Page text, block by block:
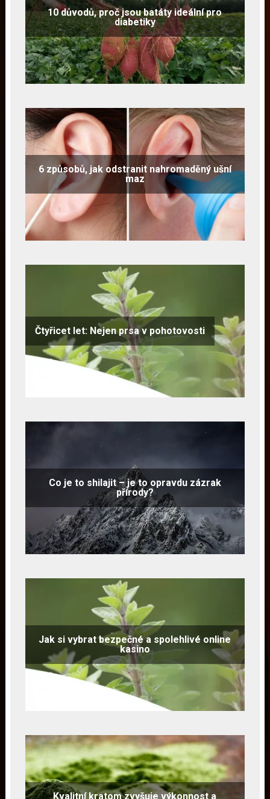
10 důvodů, proč jsou batáty ideální pro
diabetiky
6 způsobů, jak odstranit nahromaděný ušní
maz
Čtyřicet let: Nejen prsa v pohotovosti
Co je to shilajit – je to opravdu zázrak
přírody?
Jak si vybrat bezpečné a spolehlivé online
kasino
Kvalitní kratom zvyšuje výkonnost a